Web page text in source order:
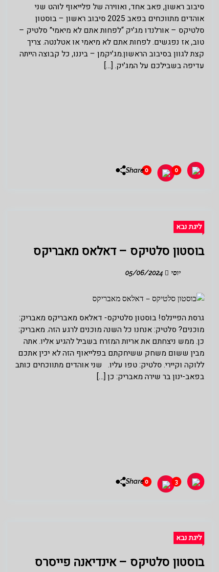
סיבוב ראשון, פאב אחד, ואווירה של פלייאוף לוהט שני
אוהדים מתווכחים בפאב 2025 סיבוב ראשון – בוסטון
סלטיקס – אורלנדו מג'יק “לפחות אתם לא מיאמי” סלטיק –
טוב, אז נפגשים. לפחות אתם לא מיאמי או אטלנטה. צריך
קצת לגוון בסיבוב הראשון.מג'יקמן – ביננו, כל קבוצה הייתה
עדיפה בשבילכם על המג'יק. […]
0
0
Share
ליגת נבא
בוסטון סלטיקס – דאלאס מאבריקס
יוסי
גרסת הפיינלס! בוסטון סלטיקס- דאלאס מאבריקס מאבריק:
מוכנים? סלטיק: אנחנו כל השנה מוכנים לרגע הזה. מאבריק:
כן. ממש ניצחתם את אריות המזרח בשביל להגיע אליו. אתה
מבין ששום משחק ששיחקתם בפלייאוף הזה לא יכין אתכם
ללוקה וקיירי. סלטיק: טפו עליו. שני אוהדים מתווכחים כותב
בפאב-ינון בר שירה מאבריק: כן […]
3
0
Share
ליגת נבא
בוסטון סלטיקס – אינדיאנה פייסרס